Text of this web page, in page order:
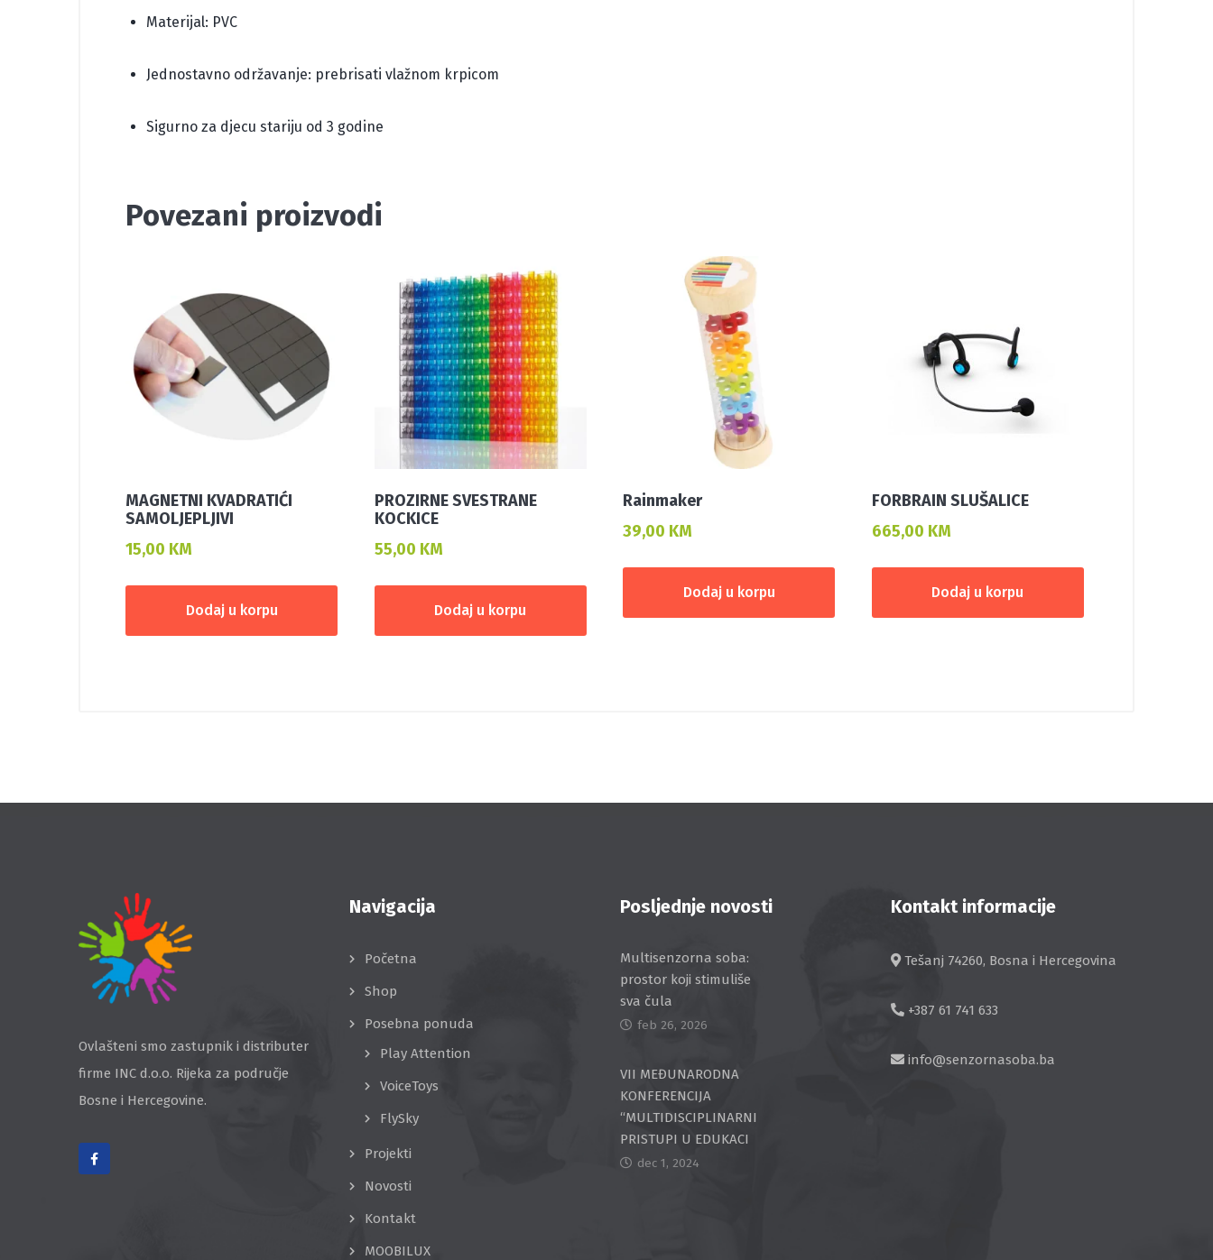
Materijal: PVC
Jednostavno održavanje: prebrisati vlažnom krpicom
Sigurno za djecu stariju od 3 godine
Povezani proizvodi
MAGNETNI KVADRATIĆI
SAMOLJEPLJIVI
15,00 KM
Dodaj u korpu
PROZIRNE SVESTRANE
KOCKICE
55,00 KM
Dodaj u korpu
Rainmaker
39,00 KM
Dodaj u korpu
FORBRAIN SLUŠALICE
665,00 KM
Dodaj u korpu
Ovlašteni smo zastupnik i distributer
firme INC d.o.o. Rijeka za područje
Bosne i Hercegovine.
Navigacija
Početna
Shop
Posebna ponuda
Play Attention
VoiceToys
FlySky
Projekti
Novosti
Kontakt
MOOBILUX
Posljednje novosti
Multisenzorna soba:
prostor koji stimuliše
sva čula
feb 26, 2026
VII MEĐUNARODNA
KONFERENCIJA
“MULTIDISCIPLINARNI
PRISTUPI U EDUKACI
dec 1, 2024
Kontakt informacije
Tešanj 74260, Bosna i Hercegovina
+387 61 741 633
info@senzornasoba.ba